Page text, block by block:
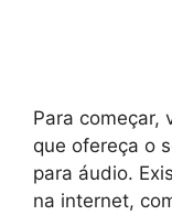
Para começar,
que ofereça o
para áudio.
na internet,